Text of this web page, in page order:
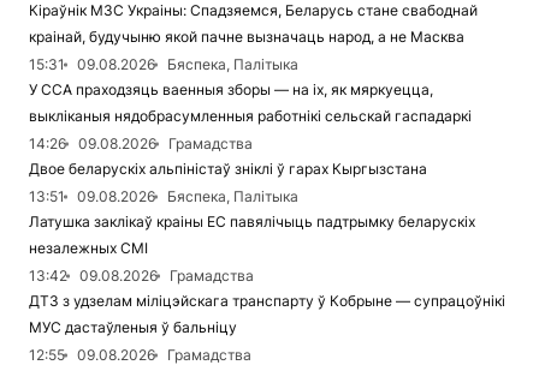
Кіраўнік МЗС Украіны: Спадзяемся, Беларусь стане свабоднай
краінай, будучыню якой пачне вызначаць народ, а не Масква
15:31
09.08.2026
Бяспека, Палітыка
У ССА праходзяць ваенныя зборы — на іх, як мяркуецца,
выкліканыя нядобрасумленныя работнікі сельскай гаспадаркі
14:26
09.08.2026
Грамадства
Двое беларускіх альпіністаў зніклі ў гарах Кыргызстана
13:51
09.08.2026
Бяспека, Палітыка
Латушка заклікаў краіны ЕС павялічыць падтрымку беларускіх
незалежных СМІ
13:42
09.08.2026
Грамадства
ДТЗ з удзелам міліцэйскага транспарту ў Кобрыне — супрацоўнікі
МУС дастаўленыя ў бальніцу
12:55
09.08.2026
Грамадства